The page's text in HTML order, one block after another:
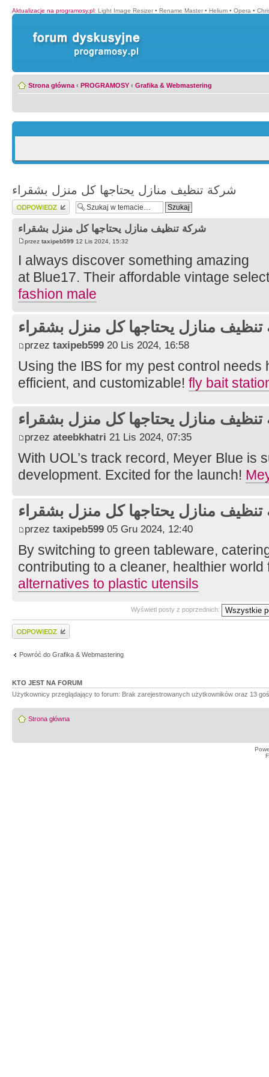
Aktualizacje na programosy.pl: Light Image Resizer • Rename Master • Helium • Opera •
Strona główna ‹ PROGRAMOSY ‹ Grafika & Webmastering
شركة تنظيف منازل يحتاجها كل منزل بشقراء
Wyślij odpowiedź
شركة تنظيف منازل يحتاجها كل منزل بشقراء
przez taxipeb599 12 Lis 2024, 15:32
I always discover something amazing
at Blue17. Their affordable vintage
fashion male
منازل يحتاجها كل منزل بشقراء
przez taxipeb599 20 Lis 2024, 16:58
Using the IBS for my pest control needs
efficient, and customizable! fly bait
منازل يحتاجها كل منزل بشقراء
przez ateebkhatri 21 Lis 2024, 07:35
With UOL’s track record, Meyer Blue is
development. Excited for the launch!
منازل يحتاجها كل منزل بشقراء
przez taxipeb599 05 Gru 2024, 12:40
By switching to green tableware,
contributing to a cleaner, healthier
alternatives to plastic utensils
Wyświetl posty z poprzednich:
Wyślij odpowiedź
Powróć do Grafika & Webmastering
KTO JEST NA FORUM
Użytkownicy przeglądający to forum: Brak zarejestrowanych użytkowników oraz 13
Strona główna